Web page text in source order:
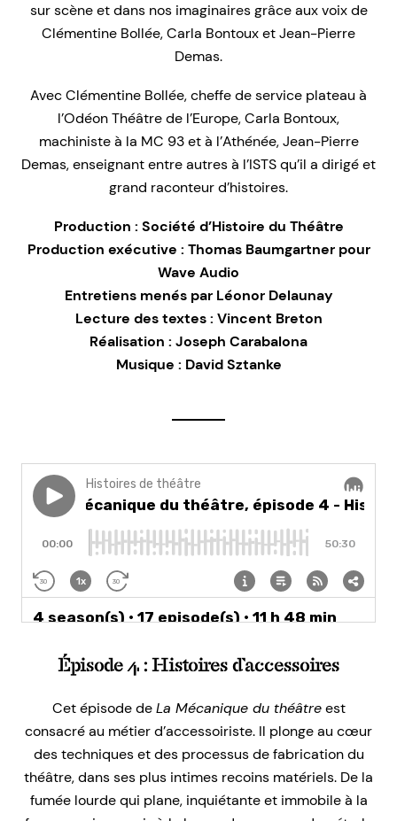
sur scène et dans nos imaginaires grâce aux voix de
Clémentine Bollée, Carla Bontoux et Jean-Pierre
Demas.
Avec Clémentine Bollée, cheffe de service plateau à
l’Odéon Théâtre de l’Europe, Carla Bontoux,
machiniste à la MC 93 et à l’Athénée, Jean-Pierre
Demas, enseignant entre autres à l’ISTS qu’il a dirigé et
grand raconteur d’histoires.
Production : Société d’Histoire du Théâtre
Production exécutive : Thomas Baumgartner pour
Wave Audio
Entretiens menés par Léonor Delaunay
Lecture des textes : Vincent Breton
Réalisation : Joseph Carabalona
Musique : David Sztanke
Épisode 4 : Histoires d’accessoires
Cet épisode deLa Mécanique du théâtreest
consacré au métier d’accessoiriste. Il plonge au cœur
des techniques et des processus de fabrication du
théâtre, dans ses plus intimes recoins matériels. De la
fumée lourde qui plane, inquiétante et immobile à la